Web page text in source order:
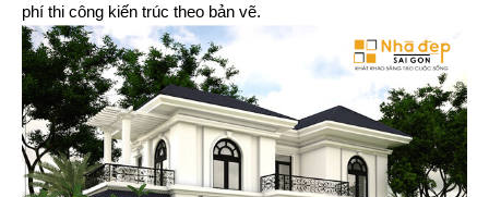
phí thi công kiến trúc theo bản vẽ.